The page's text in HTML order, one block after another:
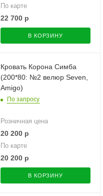
По карте
22 700 р
В КОРЗИНУ
Кровать Корона Симба
(200*80: №2 велюр Seven,
Amigo)
По запросу
Розничная цена
20 200 р
По карте
20 200 р
В КОРЗИНУ